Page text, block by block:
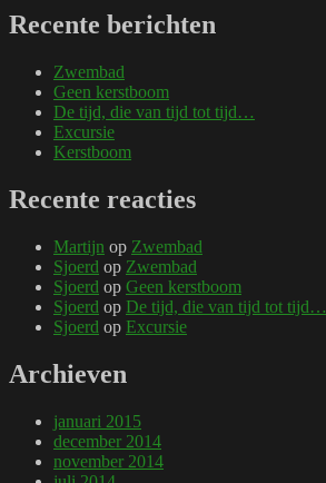
Recente berichten
Zwembad
Geen kerstboom
De tijd, die van tijd tot tijd…
Excursie
Kerstboom
Recente reacties
Martijn op Zwembad
Sjoerd op Zwembad
Sjoerd op Geen kerstboom
Sjoerd op De tijd, die van tijd tot tijd…
Sjoerd op Excursie
Archieven
januari 2015
december 2014
november 2014